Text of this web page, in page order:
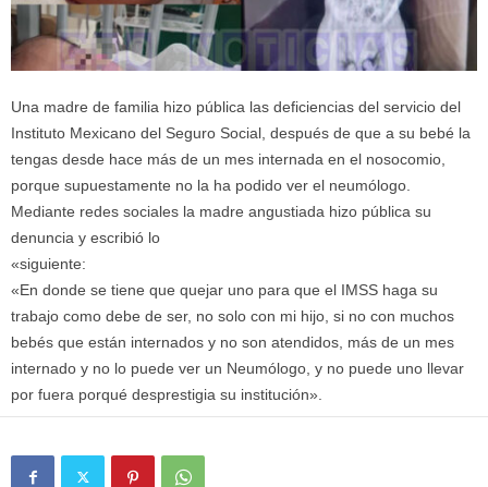
Una madre de familia hizo pública las deficiencias del servicio del
Instituto Mexicano del Seguro Social, después de que a su bebé la
tengas desde hace más de un mes internada en el nosocomio,
porque supuestamente no la ha podido ver el neumólogo.
Mediante redes sociales la madre angustiada hizo pública su
denuncia y escribió lo
«siguiente:
«En donde se tiene que quejar uno para que el IMSS haga su
trabajo como debe de ser, no solo con mi hijo, si no con muchos
bebés que están internados y no son atendidos, más de un mes
internado y no lo puede ver un Neumólogo, y no puede uno llevar
por fuera porqué desprestigia su institución».